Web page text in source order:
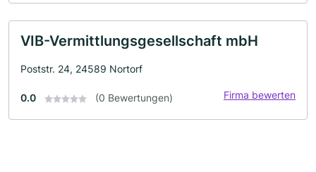
VIB-Vermittlungsgesellschaft mbH
Poststr. 24, 24589 Nortorf
0.0 (0 Bewertungen) Firma bewerten